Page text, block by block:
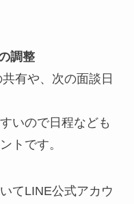
調整
有や、次の面談日
いので日程なども
トです。
てLINE公式アカウ